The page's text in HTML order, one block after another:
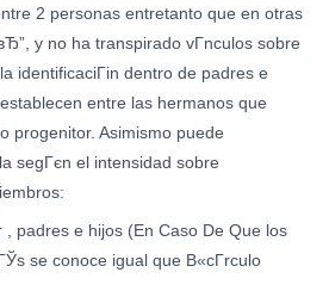
2 personas entretanto que en otras
y no ha transpirado vГ­nculos sobre
identificaciГіn dentro de padres e
entre las hermanos que
progenitor. Asimismo puede
segГєn el intensidad sobre
, padres e hijos (En Caso De Que los
se conoce igual que В«cГ­rculo